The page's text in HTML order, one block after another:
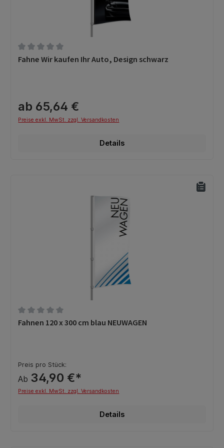
Durchschnittliche Bewertung von 0 von 5 Sternen
Fahne Wir kaufen Ihr Auto, Design schwarz
ab 65,64 €
Preise exkl. MwSt. zzgl. Versandkosten
Details
Durchschnittliche Bewertung von 0 von 5 Sternen
Fahnen 120 x 300 cm blau NEUWAGEN
Preis pro Stück:
Ab 34,90 €*
Preise exkl. MwSt. zzgl. Versandkosten
Details